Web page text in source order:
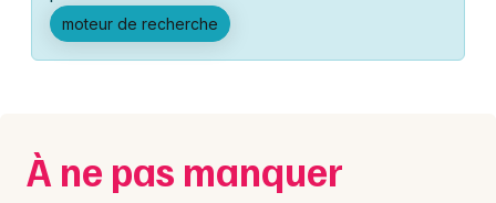
Manifestations
Spectacles
Marseille
Nantes
moteur de recherche
À ne pas manquer